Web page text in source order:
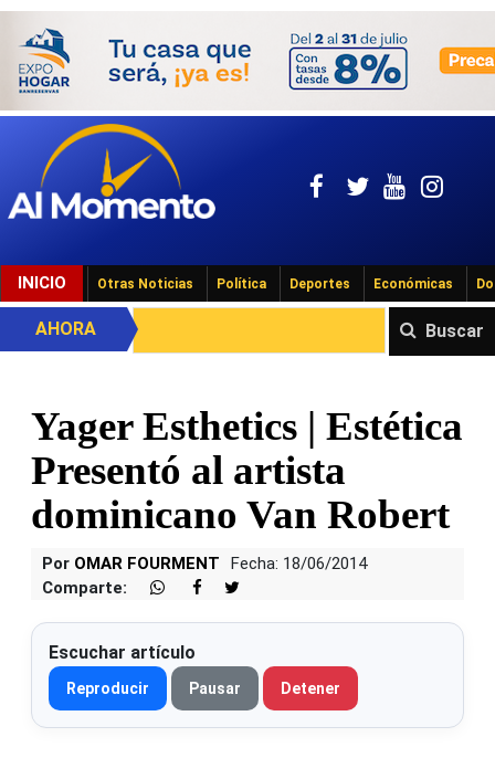
INICIO Otras Noticias Política Deportes Económicas
Buscar
AHORA
Yager Esthetics | Estética
Presentó al artista
dominicano Van Robert
Por OMAR FOURMENT
Fecha: 18/06/2014
Comparte:
Escuchar artículo
Reproducir Pausar Detener